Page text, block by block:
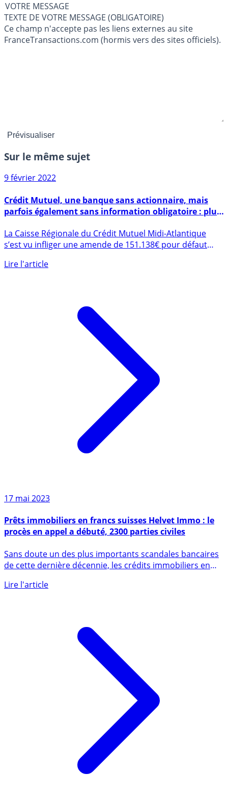
VOTRE MESSAGE
TEXTE DE VOTRE MESSAGE (OBLIGATOIRE)
Ce champ n'accepte pas les liens externes au site
FranceTransactions.com (hormis vers des sites officiels).
Sur le même sujet
9 février 2022
parfois également sans information obligatoire : plus
de 150.000€ d’amende à la clé
s’est vu infliger une amende de 151.138€ pour défaut
17 mai 2023
procès en appel a débuté, 2300 parties civiles
de cette dernière décennie, les crédits immobiliers en